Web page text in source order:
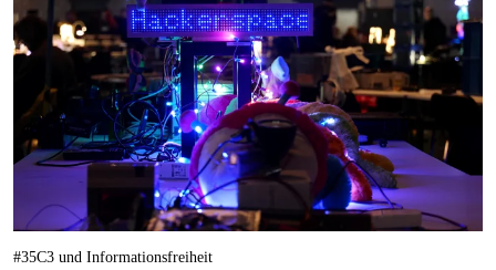
#35C3 und Informationsfreiheit